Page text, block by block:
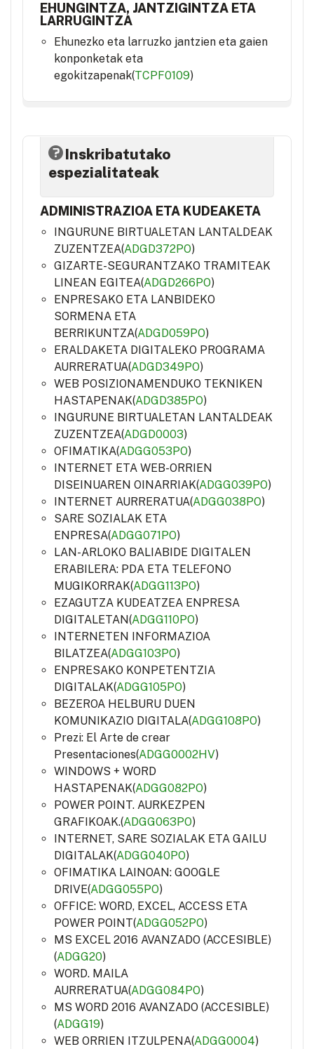
EHUNGINTZA, JANTZIGINTZA ETA
LARRUGINTZA
Ehunezko eta larruzko jantzien eta gaien
konponketak eta
egokitzapenak(TCPF0109)
Inskribatutako
espezialitateak
ADMINISTRAZIOA ETA KUDEAKETA
INGURUNE BIRTUALETAN LANTALDEAK
ZUZENTZEA(ADGD372PO)
GIZARTE-SEGURANTZAKO TRAMITEAK
LINEAN EGITEA(ADGD266PO)
ENPRESAKO ETA LANBIDEKO
SORMENA ETA
BERRIKUNTZA(ADGD059PO)
ERALDAKETA DIGITALEKO PROGRAMA
AURRERATUA(ADGD349PO)
WEB POSIZIONAMENDUKO TEKNIKEN
HASTAPENAK(ADGD385PO)
INGURUNE BIRTUALETAN LANTALDEAK
ZUZENTZEA(ADGD0003)
OFIMATIKA(ADGG053PO)
INTERNET ETA WEB-ORRIEN
DISEINUAREN OINARRIAK(ADGG039PO)
INTERNET AURRERATUA(ADGG038PO)
SARE SOZIALAK ETA
ENPRESA(ADGG071PO)
LAN-ARLOKO BALIABIDE DIGITALEN
ERABILERA: PDA ETA TELEFONO
MUGIKORRAK(ADGG113PO)
EZAGUTZA KUDEATZEA ENPRESA
DIGITALETAN(ADGG110PO)
INTERNETEN INFORMAZIOA
BILATZEA(ADGG103PO)
ENPRESAKO KONPETENTZIA
DIGITALAK(ADGG105PO)
BEZEROA HELBURU DUEN
KOMUNIKAZIO DIGITALA(ADGG108PO)
Prezi: El Arte de crear
Presentaciones(ADGG0002HV)
WINDOWS + WORD
HASTAPENAK(ADGG082PO)
POWER POINT. AURKEZPEN
GRAFIKOAK.(ADGG063PO)
INTERNET, SARE SOZIALAK ETA GAILU
DIGITALAK(ADGG040PO)
OFIMATIKA LAINOAN: GOOGLE
DRIVE(ADGG055PO)
OFFICE: WORD, EXCEL, ACCESS ETA
POWER POINT(ADGG052PO)
MS EXCEL 2016 AVANZADO (ACCESIBLE)
(ADGG20)
WORD. MAILA
AURRERATUA(ADGG084PO)
MS WORD 2016 AVANZADO (ACCESIBLE)
(ADGG19)
WEB ORRIEN ITZULPENA(ADGG0004)